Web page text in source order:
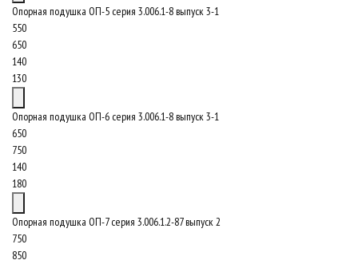
Опорная подушка ОП-5 серия 3.006.1-8 выпуск 3-1
550
650
140
130
Опорная подушка ОП-6 серия 3.006.1-8 выпуск 3-1
650
750
140
180
Опорная подушка ОП-7 серия 3.006.1.2-87 выпуск 2
750
850